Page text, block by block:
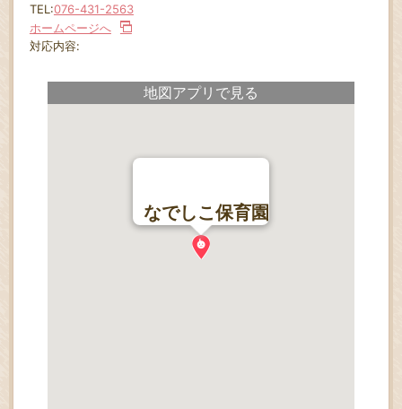
TEL:076-431-2563
ホームページへ
対応内容:
地図アプリで見る
なでしこ保育園